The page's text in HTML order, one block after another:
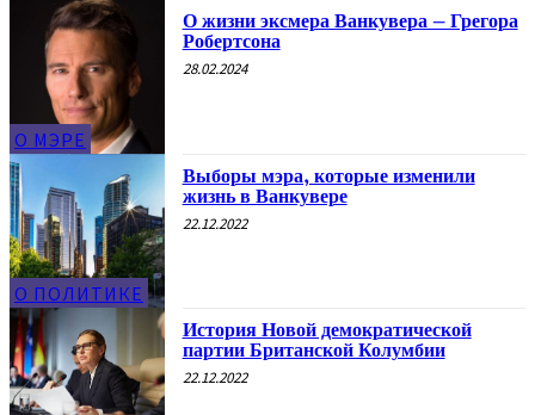
О МЭРЕ
О жизни эксмера Ванкувера – Грегора
Робертсона
28.02.2024
О ПОЛИТИКЕ
Выборы мэра, которые изменили
жизнь в Ванкувере
22.12.2022
История Новой демократической
партии Британской Колумбии
22.12.2022